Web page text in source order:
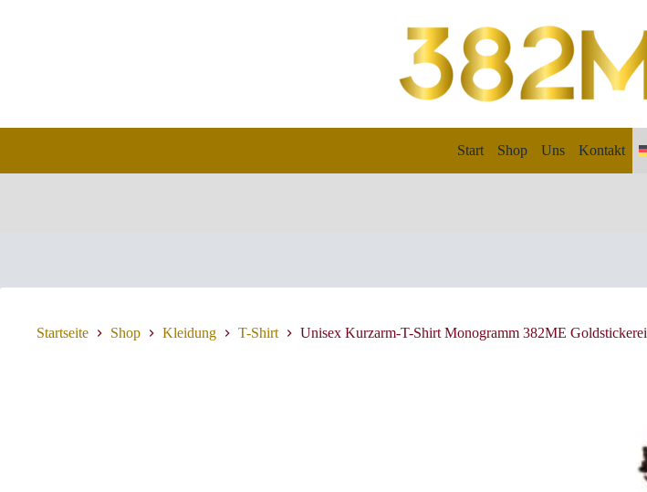
Start Shop Uns Kontakt
Startseite Shop Kleidung T-Shirt Unisex Kurzarm-T-Shirt Monogramm 382ME Goldstickerei